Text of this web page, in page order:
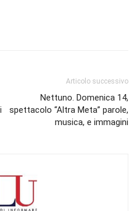
Articolo successivo
Nettuno. Domenica 14,
spettacolo “Altra Meta” parole,
musica, e immagini